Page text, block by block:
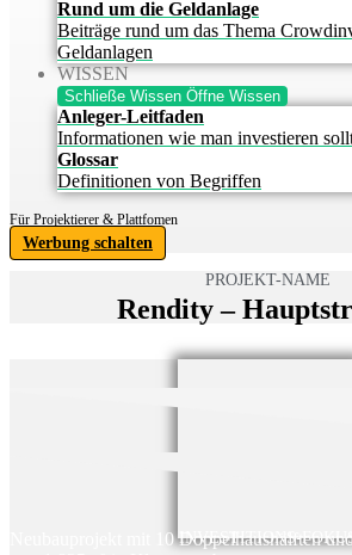
Rund um die Geldanlage
Beiträge rund um das Thema
Geldanlagen
WISSEN
Schließe Wissen Öffne Wissen
Anleger-Leitfaden
Informationen wie man investieren
Glossar
Definitionen von Begriffen
Für Projektierer & Plattfomen
Werbung schalten
PROJEKT-NAME
Rendity –
INVESTITIONS-
Neubauprojekt mit 10 Doppelhaushälften